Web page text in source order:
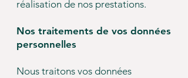
réalisation de nos prestations.
Nos traitements de vos données
personnelles
Nous traitons vos données